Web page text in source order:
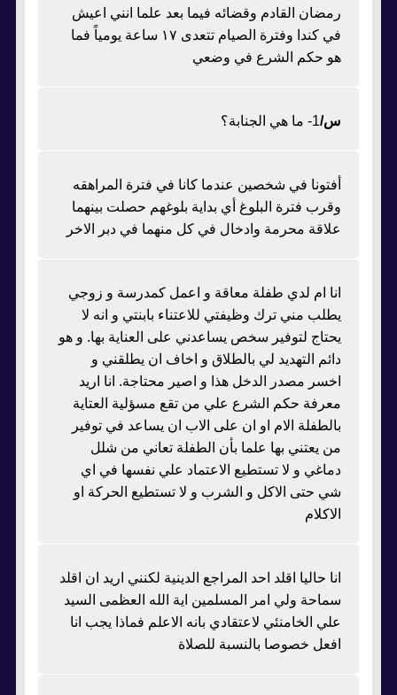
رمضان القادم وقضائه فيما بعد علما انني اعيش
في كندا وفترة الصيام تتعدى ١٧ ساعة يومياً فما
هو حكم الشرع في وضعي
س/1- ما هي الجنابة؟
أفتونا في شخصين عندما كانا في فترة المراهقه
وقرب فترة البلوغ أي بداية بلوغهم حصلت بينهما
علاقة محرمة وادخال في كل منهما في دبر الاخر
انا ام لدي طفلة معاقة و اعمل كمدرسة و زوجي
يطلب مني ترك وظيفتي للاعتناء بابنتي و انه لا
يحتاج لتوفير سخص يساعدني على العناية بها. و هو
دائم التهديد لي بالطلاق و اخاف ان يطلقني و
اخسر مصدر الدخل هذا و اصير محتاجة. انا اريد
معرفة حكم الشرع علي من تقع مسؤلية العتاية
بالطفلة الام او ان على الاب ان يساعد في توفير
من يعتني بها علما بأن الطفلة تعاني من شلل
دماغي و لا تستطيع الاعتماد علي نفسها في اي
شي حتى الاكل و الشرب و لا تستطيع الحركة او
الاكلام
انا حاليا اقلد احد المراجع الدينية لكنني اريد ان اقلد
سماحة ولي امر المسلمين اية الله العظمى السيد
علي الخامنئي لاعتقادي بانه الاعلم فماذا يجب انا
افعل خصوصا بالنسبة للصلاة